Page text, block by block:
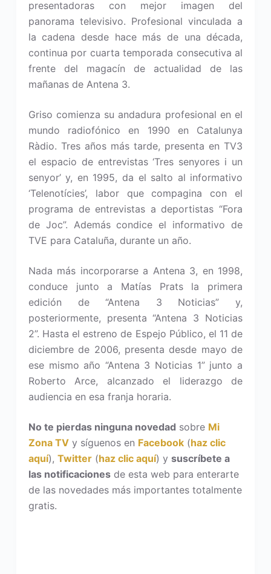
presentadoras con mejor imagen del
panorama televisivo. Profesional vinculada a
la cadena desde hace más de una década,
continua por cuarta temporada consecutiva al
frente del magacín de actualidad de las
mañanas de Antena 3.
Griso comienza su andadura profesional en el
mundo radiofónico en 1990 en Catalunya
Ràdio. Tres años más tarde, presenta en TV3
el espacio de entrevistas ‘Tres senyores i un
senyor’ y, en 1995, da el salto al informativo
‘Telenotícies’, labor que compagina con el
programa de entrevistas a deportistas “Fora
de Joc”. Además condice el informativo de
TVE para Cataluña, durante un año.
Nada más incorporarse a Antena 3, en 1998,
conduce junto a Matías Prats la primera
edición de “Antena 3 Noticias” y,
posteriormente, presenta “Antena 3 Noticias
2”. Hasta el estreno de Espejo Público, el 11 de
diciembre de 2006, presenta desde mayo de
ese mismo año “Antena 3 Noticias 1” junto a
Roberto Arce, alcanzado el liderazgo de
audiencia en esa franja horaria.
No te pierdas ninguna novedad sobre Mi
Zona TVy síguenos en Facebook(haz clic
aquí), Twitter(haz clic aquí) y suscríbete a
las notificacionesde esta web para enterarte
de las novedades más importantes totalmente
gratis.